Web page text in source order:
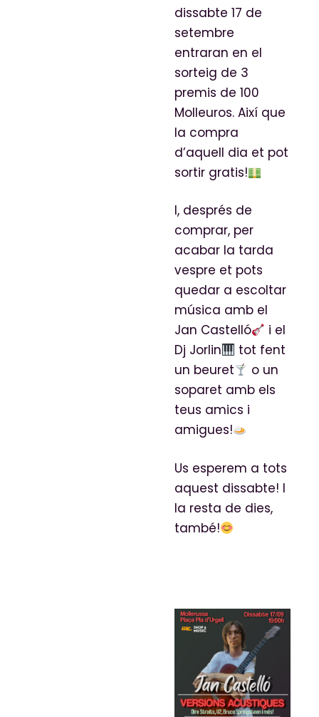
dissabte 17 de
setembre
entraran en el
sorteig de 3
premis de 100
Molleuros. Així que
la compra
d’aquell dia et pot
sortir gratis!
I, després de
comprar, per
acabar la tarda
vespre et pots
quedar a escoltar
música amb el
Jan Castelló
i el
Dj Jorlin
tot fent
un beuret
o un
soparet amb els
teus amics i
amigues!
Us esperem a tots
aquest dissabte! I
la resta de dies,
també!